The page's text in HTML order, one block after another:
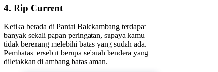
4. Rip Current
Ketika berada di Pantai Balekambang terdapat
banyak sekali papan peringatan, supaya kamu
tidak berenang melebihi batas yang sudah ada.
Pembatas tersebut berupa sebuah bendera yang
diletakkan di ambang batas aman.